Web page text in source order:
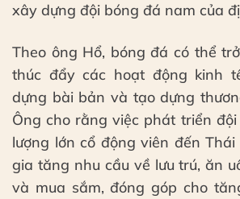
xây dựng đội bóng đá nam của
Theo ông Hổ, bóng đá có thể
thúc đẩy các hoạt động kinh
dựng bài bản và tạo dựng
Ông cho rằng việc phát triển
lượng lớn cổ động viên đến
gia tăng nhu cầu về lưu trú, ăn
và mua sắm, đóng góp cho